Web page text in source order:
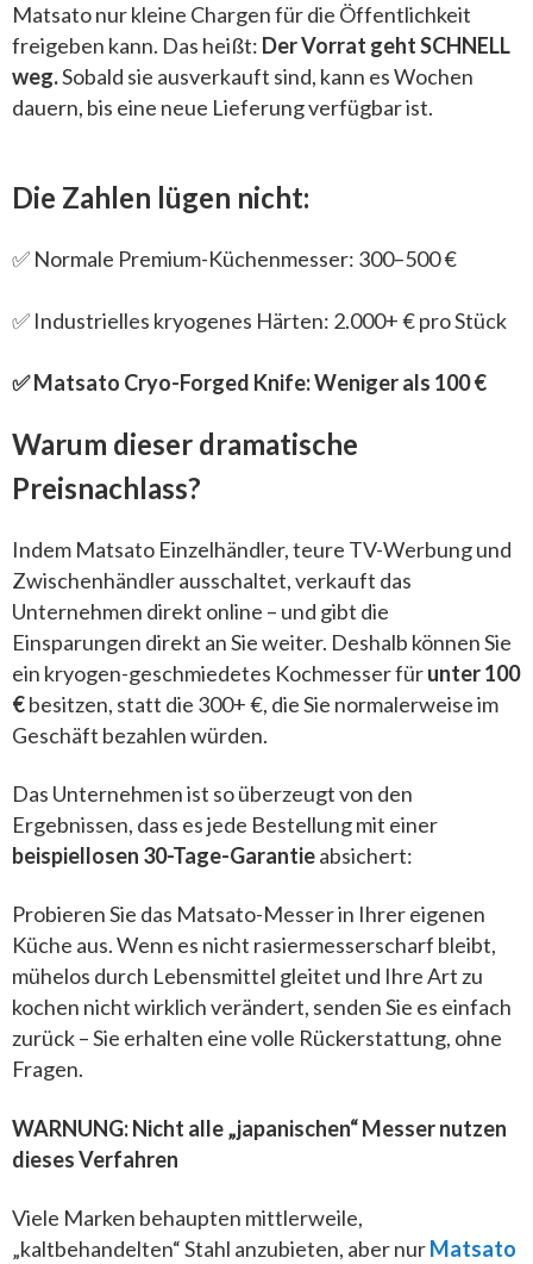
Matsato nur kleine Chargen für die Öffentlichkeit
freigeben kann. Das heißt: Der Vorrat geht SCHNELL
weg.Sobald sie ausverkauft sind, kann es Wochen
dauern, bis eine neue Lieferung verfügbar ist.
Die Zahlen lügen nicht:
✅ Normale Premium-Küchenmesser: 300–500 €
✅ Industrielles kryogenes Härten: 2.000+ € pro Stück
✅ Matsato Cryo-Forged Knife: Weniger als 100 €
Warum dieser dramatische
Preisnachlass?
Indem Matsato Einzelhändler, teure TV-Werbung und
Zwischenhändler ausschaltet, verkauft das
Unternehmen direkt online – und gibt die
Einsparungen direkt an Sie weiter. Deshalb können Sie
ein kryogen-geschmiedetes Kochmesser fürunter 100
€besitzen, statt die 300+ €, die Sie normalerweise im
Geschäft bezahlen würden.
Das Unternehmen ist so überzeugt von den
Ergebnissen, dass es jede Bestellung mit einer
beispiellosen 30-Tage-Garantieabsichert:
Probieren Sie das Matsato-Messer in Ihrer eigenen
Küche aus. Wenn es nicht rasiermesserscharf bleibt,
mühelos durch Lebensmittel gleitet und Ihre Art zu
kochen nicht wirklich verändert, senden Sie es einfach
zurück – Sie erhalten eine volle Rückerstattung, ohne
Fragen.
WARNUNG: Nicht alle „japanischen“ Messer nutzen
dieses Verfahren
Viele Marken behaupten mittlerweile,
„kaltbehandelten“ Stahl anzubieten, aber nurMatsato